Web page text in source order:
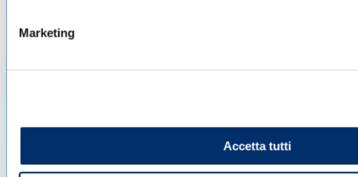
Marketing
Accetta tutti
Via Pana 180, 48018 Faenza (RA) Italy
Lavora con noi